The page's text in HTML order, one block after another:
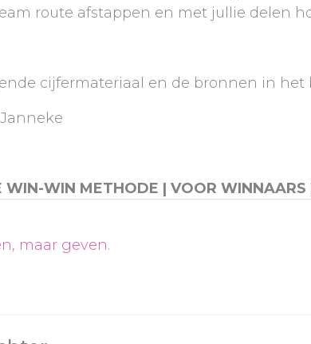
route afstappen en met jullie delen
cijfermateriaal en de bronnen in het
WIN-WIN METHODE | VOOR WINNAARS
maar geven.